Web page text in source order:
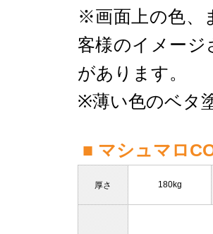
※画面上の色、
客様のイメージ
があります。
※薄い色のベタ
■ マシュマロ
厚さ 180kg